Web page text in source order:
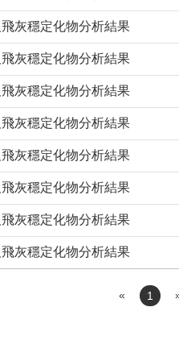
灰穩定化物分析結果
灰穩定化物分析結果
灰穩定化物分析結果
灰穩定化物分析結果
灰穩定化物分析結果
灰穩定化物分析結果
灰穩定化物分析結果
灰穩定化物分析結果
« 1